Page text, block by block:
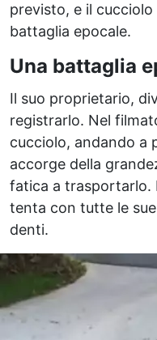
previsto, e il
battaglia epocale.
Una battaglia
Il suo proprietario,
registrarlo. Nel
cucciolo, andando a
accorge della
fatica a trasportarlo.
tenta con tutte le
denti.